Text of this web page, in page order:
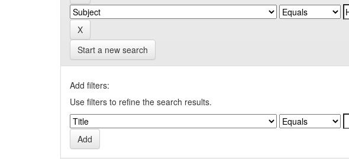
Start a new search
Add filters:
Use filters to refine the search results.